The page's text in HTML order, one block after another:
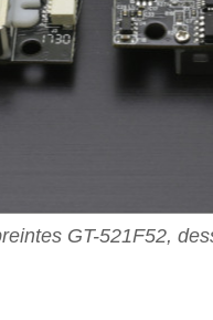
GT-521F52,